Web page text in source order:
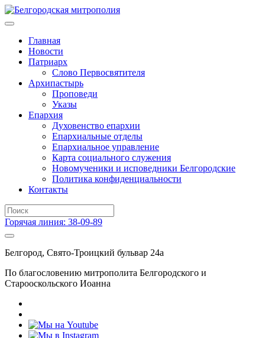
Главная
Новости
Патриарх
Слово Первосвятителя
Архипастырь
Проповеди
Указы
Епархия
Духовенство епархии
Епархиальные отделы
Епархиальное управление
Карта социального служения
Новомученики и исповедники Белгородские
Политика конфиденциальности
Контакты
Горячая линия: 38-09-89
Белгород, Свято-Троицкий бульвар 24а
По благословению митрополита Белгородского и
Старооскольского Иоанна